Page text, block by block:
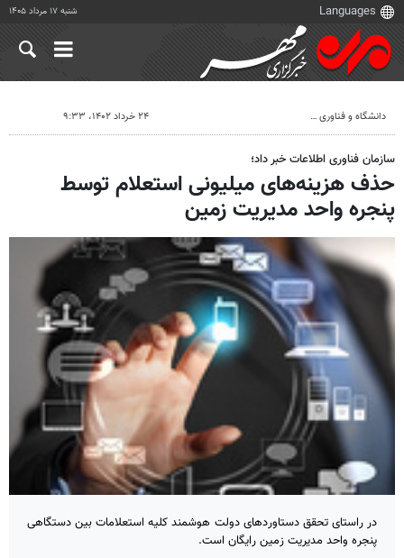
شنبه ۱۷ مرداد ۱۴۰۵
دانشگاه و فناوری ۲۴ خرداد ۱۴۰۲، ۹:۳۳
سازمان فناوری اطلاعات خبر داد؛
حذف هزینه‌های میلیونی استعلام توسط
پنجره واحد مدیریت زمین
در راستای تحقق دستاوردهای دولت هوشمند کلیه استعلامات بین دستگاهی
پنجره واحد مدیریت زمین رایگان است.